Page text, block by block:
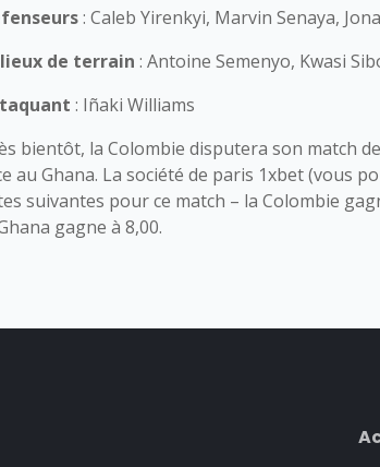
: Caleb Yirenkyi, Marvin Senaya,
de terrain : Antoine Semenyo, Kwasi
: Iñaki Williams
bientôt, la Colombie disputera son match
au Ghana. La société de paris 1xbet (vous
suivantes pour ce match – la Colombie
gagne à 8,00.